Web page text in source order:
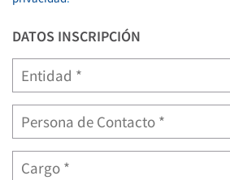
DATOS INSCRIPCIÓN